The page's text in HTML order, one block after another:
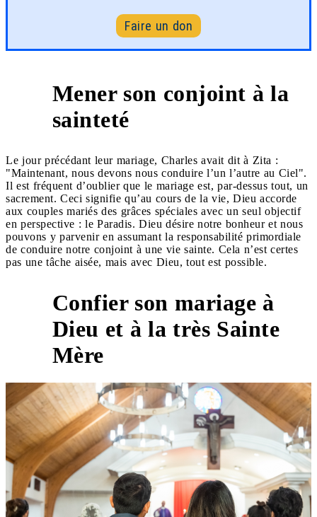
Faire un don
Mener son conjoint à la
sainteté
Le jour précédant leur mariage, Charles avait dit à Zita :
"Maintenant, nous devons nous conduire l’un l’autre au Ciel".
Il est fréquent d’oublier que le mariage est, par-dessus tout, un
sacrement. Ceci signifie qu’au cours de la vie, Dieu accorde
aux couples mariés des grâces spéciales avec un seul objectif
en perspective : le Paradis. Dieu désire notre bonheur et nous
pouvons y parvenir en assumant la responsabilité primordiale
de conduire notre conjoint à une vie sainte. Cela n’est certes
pas une tâche aisée, mais avec Dieu, tout est possible.
Confier son mariage à
Dieu et à la très Sainte
Mère